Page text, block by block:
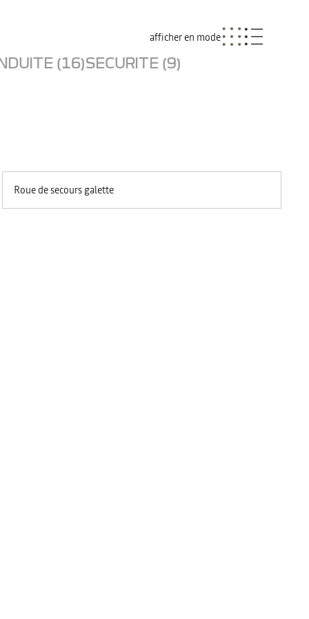
afficher en mode
(16)SECURITE (9)
Roue de secours galette